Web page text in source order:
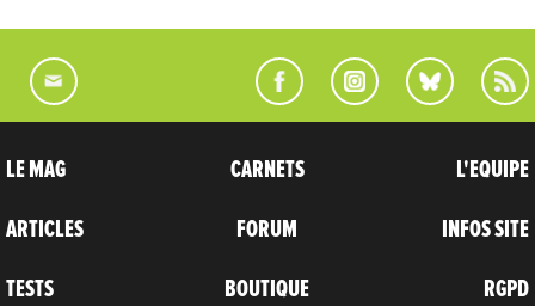
LE MAG
ARTICLES
TESTS
CARNETS
FORUM
BOUTIQUE
L'EQUIPE
INFOS SITE
RGPD